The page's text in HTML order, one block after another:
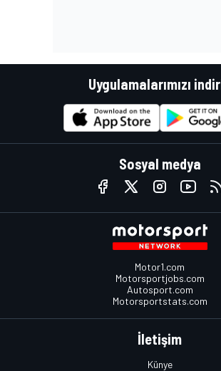
Uygulamalarımızı
Sosyal medya
Motor1.com
Motorsportjobs.com
Autosport.com
Motorsportstats.com
İletişim
Künye